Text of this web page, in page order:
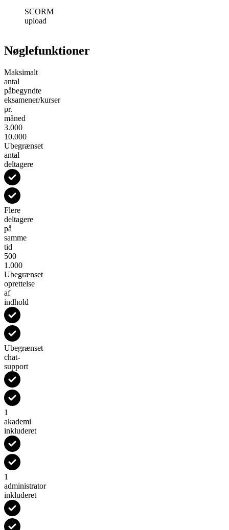
SCORM
upload
Nøglefunktioner
Maksimalt
antal
påbegyndte
eksamener/kurser
pr.
måned
3.000
10.000
Ubegrænset
antal
deltagere
Flere
deltagere
på
samme
tid
500
1.000
Ubegrænset
oprettelse
af
indhold
Ubegrænset
chat-
support
1
akademi
inkluderet
1
administrator
inkluderet